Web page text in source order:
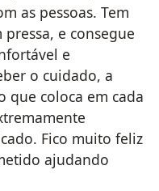
as pessoas. Tem
e consegue
e
o cuidado, a
que coloca em cada
Fico muito feliz
ajudando